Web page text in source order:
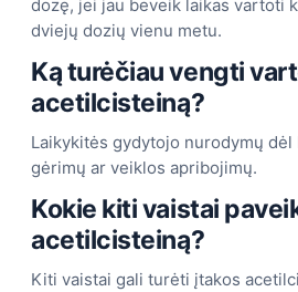
dozę, jei jau beveik laikas vartoti
dviejų dozių vienu metu.
Ką turėčiau vengti
acetilcisteiną?
Laikykitės gydytojo nurodymų dėl
gėrimų ar veiklos apribojimų.
Kokie kiti vaistai
acetilcisteiną?
Kiti vaistai gali turėti įtakos